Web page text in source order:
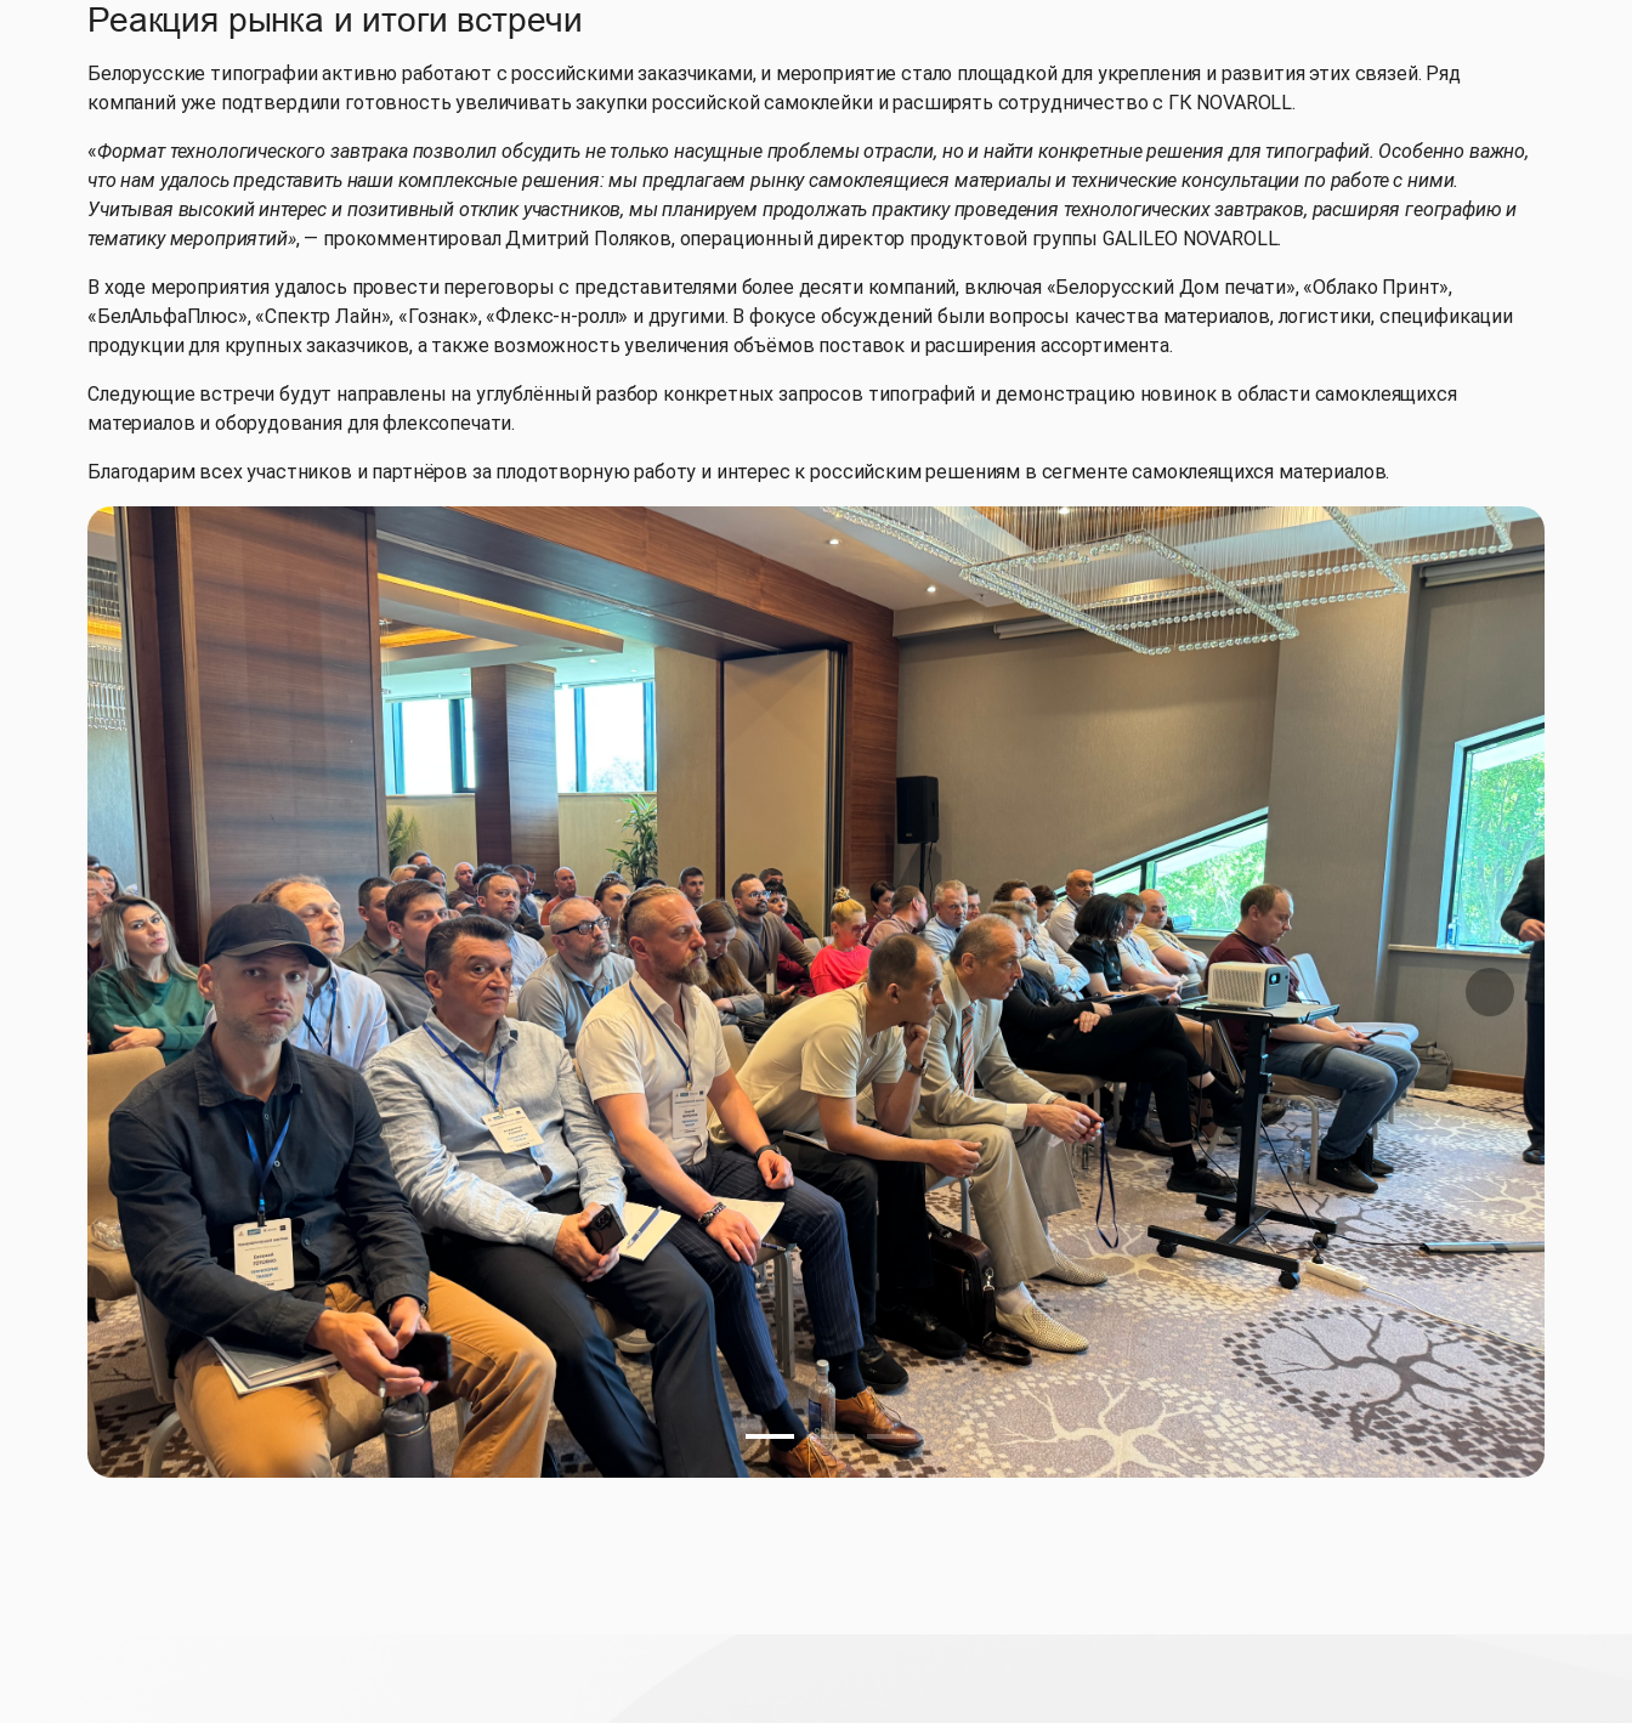
Реакция рынка и итоги встречи
Белорусские типографии активно работают с российскими заказчиками, и мероприятие стало площадкой для укрепления и развития этих связей. Ряд
компаний уже подтвердили готовность увеличивать закупки российской самоклейки и расширять сотрудничество с ГК NOVAROLL.
«Формат технологического завтрака позволил обсудить не только насущные проблемы отрасли, но и найти конкретные решения для типографий. Особенно важно,
что нам удалось представить наши комплексные решения: мы предлагаем рынку самоклеящиеся материалы и технические консультации по работе с ними.
Учитывая высокий интерес и позитивный отклик участников, мы планируем продолжать практику проведения технологических завтраков, расширяя географию и
тематику мероприятий», — прокомментировал Дмитрий Поляков, операционный директор продуктовой группы GALILEO NOVAROLL.
В ходе мероприятия удалось провести переговоры с представителями более десяти компаний, включая «Белорусский Дом печати», «Облако Принт»,
«БелАльфаПлюс», «Спектр Лайн», «Гознак», «Флекс-н-ролл» и другими. В фокусе обсуждений были вопросы качества материалов, логистики, спецификации
продукции для крупных заказчиков, а также возможность увеличения объёмов поставок и расширения ассортимента.
Следующие встречи будут направлены на углублённый разбор конкретных запросов типографий и демонстрацию новинок в области самоклеящихся
материалов и оборудования для флексопечати.
Благодарим всех участников и партнёров за плодотворную работу и интерес к российским решениям в сегменте самоклеящихся материалов.